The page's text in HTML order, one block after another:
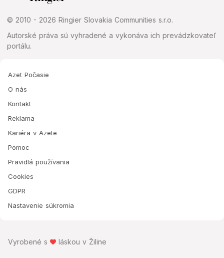
© 2010 - 2026 Ringier Slovakia Communities s.r.o.
Autorské práva sú vyhradené a vykonáva ich prevádzkovateľ
portálu.
Azet Počasie
O nás
Kontakt
Reklama
Kariéra v Azete
Pomoc
Pravidlá používania
Cookies
GDPR
Nastavenie súkromia
Vyrobené s láskou v Žiline